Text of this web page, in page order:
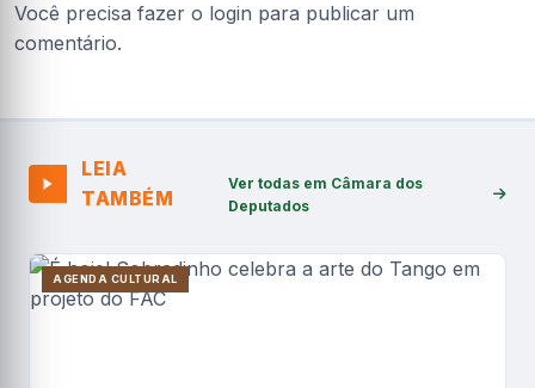
Você precisa fazer o login para publicar um
comentário.
LEIA
TAMBÉM
Ver todas em Câmara dos
Deputados
AGENDA CULTURAL